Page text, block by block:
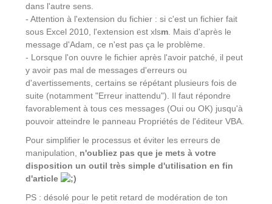
dans l'autre sens.
- Attention à l'extension du fichier : si c'est un fichier fait
sous Excel 2010, l'extension est xlsm . Mais d'après le
message d'Adam, ce n'est pas ça le problème.
- Lorsque l'on ouvre le fichier après l'avoir patché, il peut
y avoir pas mal de messages d'erreurs ou
d'avertissements, certains se répétant plusieurs fois de
suite (notamment "Erreur inattendu"). Il faut répondre
favorablement à tous ces messages (Oui ou OK) jusqu'à
pouvoir atteindre le panneau Propriétés de l'éditeur VBA.
Pour simplifier le processus et éviter les erreurs de
manipulation, n'oubliez pas que je mets à votre
disposition un outil très simple d'utilisation en fin
d'article
PS : désolé pour le petit retard de modération de ton